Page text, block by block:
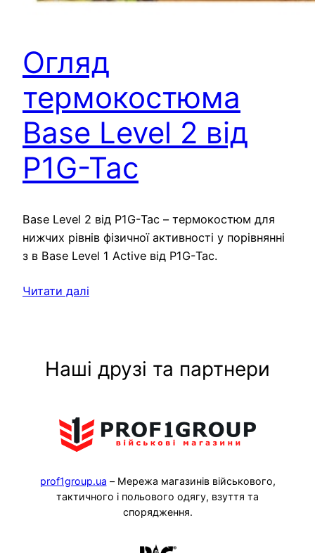
Огляд
термокостюма
Base Level 2 від
P1G-Tac
Base Level 2 від P1G-Tac – термокостюм для
нижчих рівнів фізичної активності у порівнянні
з в Base Level 1 Active від P1G-Tac.
Читати далі
Наші друзі та партнери
prof1group.ua – Мережа магазинів військового,
тактичного і польового одягу, взуття та
спорядження.